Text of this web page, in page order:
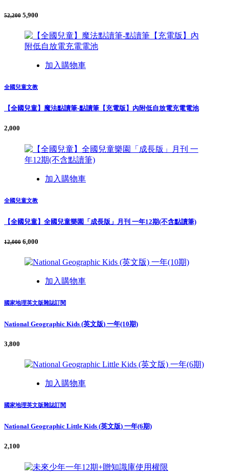
52,200 5,900
加入購物車
全國兒童文教
【全國兒童】魔法點讀筆-點讀筆【充電版】內附低自放電充電電池
2,000
加入購物車
全國兒童文教
【全國兒童】全國兒童樂園「成長版」月刊 一年12期(不含點讀筆)
12,000 6,000
加入購物車
國家地理英文版雜誌訂閱
National Geographic Kids (英文版) 一年(10期)
3,800
加入購物車
國家地理英文版雜誌訂閱
National Geographic Little Kids (英文版) 一年(6期)
2,100